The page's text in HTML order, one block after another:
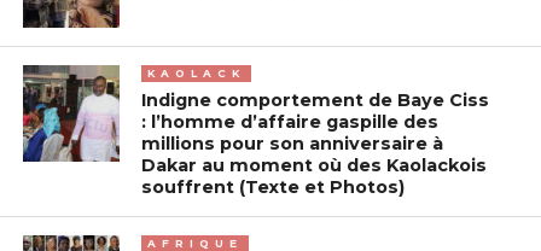
KAOLACK
Indigne comportement de Baye Ciss
: l’homme d’affaire gaspille des
millions pour son anniversaire à
Dakar au moment où des Kaolackois
souffrent (Texte et Photos)
AFRIQUE